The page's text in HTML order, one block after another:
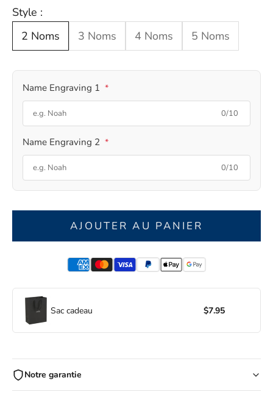
Style :
2 Noms
3 Noms 4 Noms 5 Noms
Name Engraving 1 *
0/10
Name Engraving 2 *
0/10
AJOUTER AU PANIER
Sac cadeau $7.95
Notre garantie